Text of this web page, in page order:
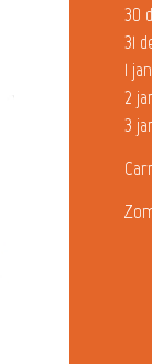
30
31
1
2
3